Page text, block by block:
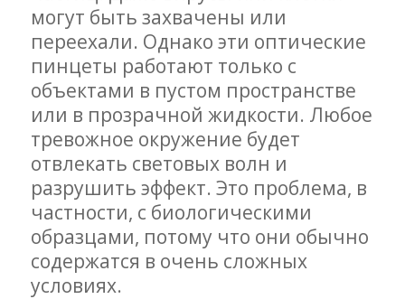
могут быть захвачены или
переехали. Однако эти оптические
пинцеты работают только с
объектами в пустом пространстве
или в прозрачной жидкости. Любое
тревожное окружение будет
отвлекать световых волн и
разрушить эффект. Это проблема, в
частности, с биологическими
образцами, потому что они обычно
содержатся в очень сложных
условиях.